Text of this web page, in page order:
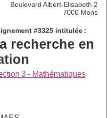
Boulevard Albert-Elisabeth 2
7000 Mons
#3325 intitulée :
recherche en
3 - Mathématiques